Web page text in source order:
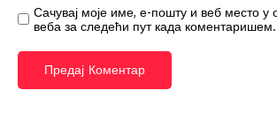
Сачувај моје име, е-пошту и веб место у
веба за следећи пут када коментаришем.